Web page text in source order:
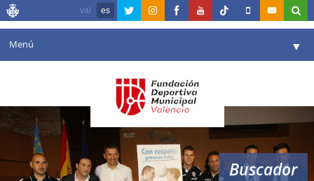
val es
Menú ▼
Agenda
Instalaciones
Comunicación ▼
Buscador